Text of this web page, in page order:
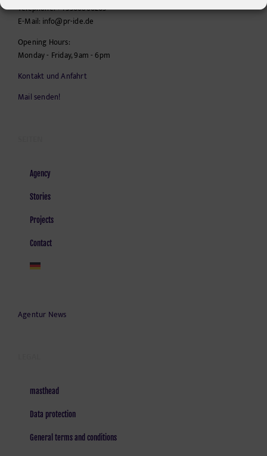
Telephone:+49306860203
E-Mail: info@pr-ide.de
Opening Hours:
Monday - Friday, 9am - 6pm
Kontakt und Anfahrt
Mail senden!
Agency
Stories
Projects
Contact
Agentur News
masthead
Data protection
General terms and conditions